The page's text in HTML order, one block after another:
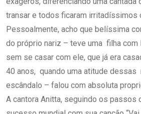
transar e todos ficaram irritadíssimos
Pessoalmente, acho que belíssima
do próprio nariz – teve uma filha com
sem se casar com ele, que já era
40 anos, quando uma atitude dessas
escândalo – falou com absoluta
A cantora Anitta, seguindo os passos